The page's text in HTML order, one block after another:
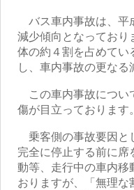
バス車内事故は、平
減少傾向となっており
体の約４割を占めてい
し、車内事故の更なる
この車内事故につい
傷が目立っております。
乗客側の事故要因と
完全に停止する前に席
動等、走行中の車内移
おりますが、「無理な